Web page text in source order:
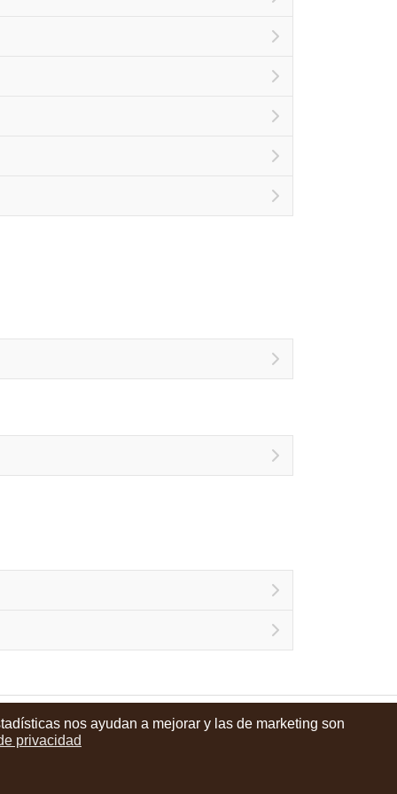
nos ayudan a mejorar y las de marketing son
privacidad
instagram
facebookyoutube